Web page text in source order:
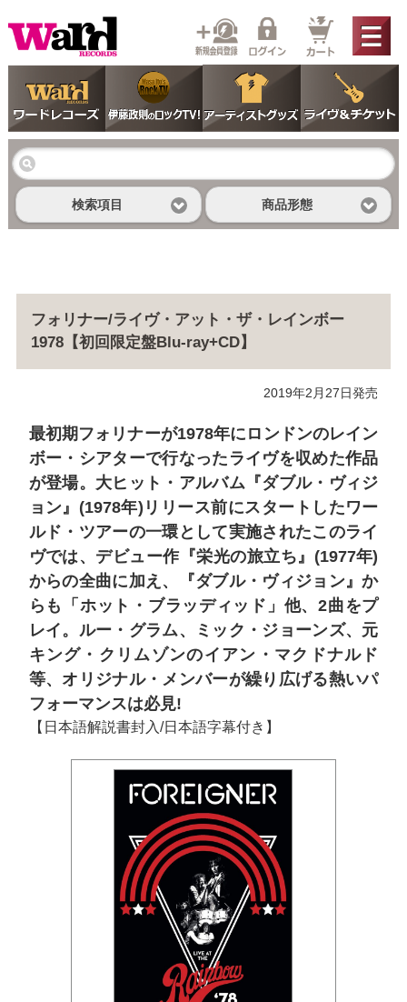
検索項目 商品形態
フォリナー/ライヴ・アット・ザ・レインボー
1978【初回限定盤Blu-ray+CD】
2019年2月27日発売
最初期フォリナーが1978年にロンドンのレイン
ボー・シアターで行なったライヴを収めた作品
が登場。大ヒット・アルバム『ダブル・ヴィジ
ョン』(1978年)リリース前にスタートしたワー
ルド・ツアーの一環として実施されたこのライ
ヴでは、デビュー作『栄光の旅立ち』(1977年)
からの全曲に加え、『ダブル・ヴィジョン』か
らも「ホット・ブラッディッド」他、2曲をプ
レイ。ルー・グラム、ミック・ジョーンズ、元
キング・クリムゾンのイアン・マクドナルド
等、オリジナル・メンバーが繰り広げる熱いパ
フォーマンスは必見!
【日本語解説書封入/日本語字幕付き】